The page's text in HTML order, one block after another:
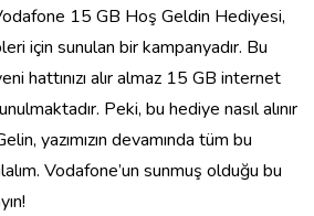
15 GB Hoş Geldin Hediyesi,
için sunulan bir kampanyadır. Bu
hattınızı alır almaz 15 GB internet
Peki, bu hediye nasıl alınır
yazımızın devamında tüm bu
Vodafone’un sunmuş olduğu bu